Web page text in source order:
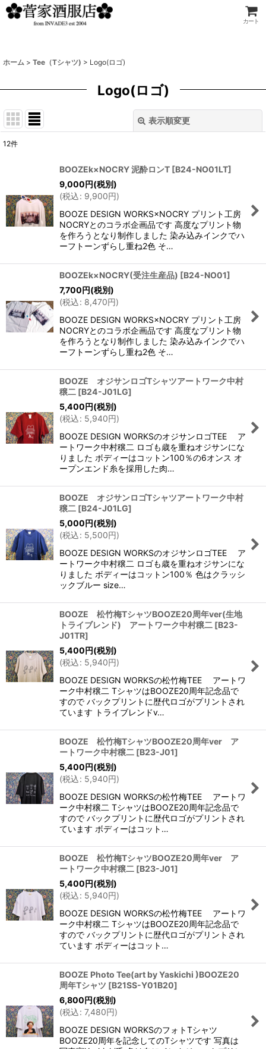
カート
ホーム > Tee（Tシャツ) > Logo(ロゴ)
Logo(ロゴ)
表示順変更
絞り込む
12件
BOOZEk×NOCRY 泥酔ロンT [B24-NO01LT]
9,000円(税別)
(税込: 9,900円)
BOOZE DESIGN WORKS×NOCRY プリント工房
NOCRYとのコラボ企画品です 高度なプリント物
を作ろうとなり制作しました 染み込みインクでハ
ーフトーンずらし重ね2色 そ…
BOOZEk×NOCRY(受注生産品) [B24-NO01]
7,700円(税別)
(税込: 8,470円)
BOOZE DESIGN WORKS×NOCRY プリント工房
NOCRYとのコラボ企画品です 高度なプリント物
を作ろうとなり制作しました 染み込みインクでハ
ーフトーンずらし重ね2色 そ…
BOOZE オジサンロゴTシャツアートワーク中村
穣二 [B24-J01LG]
5,400円(税別)
(税込: 5,940円)
BOOZE DESIGN WORKSのオジサンロゴTEE ア
ートワーク中村穣二 ロゴも歳を重ねオジサンにな
りました ボディーはコットン100％の6オンス オ
ープンエンド糸を採用した肉…
BOOZE オジサンロゴTシャツアートワーク中村
穣二 [B24-J01LG]
5,000円(税別)
(税込: 5,500円)
BOOZE DESIGN WORKSのオジサンロゴTEE ア
ートワーク中村穣二 ロゴも歳を重ねオジサンにな
りました ボディーはコットン100％ 色はクラッシ
ックブルー size…
BOOZE 松竹梅TシャツBOOZE20周年ver(生地
トライブレンド) アートワーク中村穣二 [B23-
J01TR]
5,400円(税別)
(税込: 5,940円)
BOOZE DESIGN WORKSの松竹梅TEE アートワ
ーク中村穣二 TシャツはBOOZE20周年記念品で
すので バックプリントに歴代ロゴがプリントされ
ています トライブレンドv…
BOOZE 松竹梅TシャツBOOZE20周年ver ア
ートワーク中村穣二 [B23-J01]
5,400円(税別)
(税込: 5,940円)
BOOZE DESIGN WORKSの松竹梅TEE アートワ
ーク中村穣二 TシャツはBOOZE20周年記念品で
すので バックプリントに歴代ロゴがプリントされ
ています ボディーはコット…
BOOZE 松竹梅TシャツBOOZE20周年ver ア
ートワーク中村穣二 [B23-J01]
5,400円(税別)
(税込: 5,940円)
BOOZE DESIGN WORKSの松竹梅TEE アートワ
ーク中村穣二 TシャツはBOOZE20周年記念品で
すので バックプリントに歴代ロゴがプリントされ
ています ボディーはコット…
BOOZE Photo Tee(art by Yaskichi )BOOZE20
周年Tシャツ [B21SS-Y01B20]
6,800円(税別)
(税込: 7,480円)
BOOZE DESIGN WORKSのフォトTシャツ
BOOZE20周年を記念してのTシャツです 写真は